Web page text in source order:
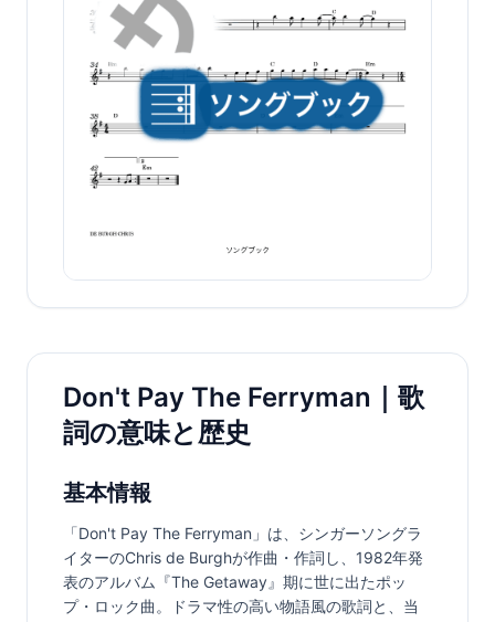
Don't Pay The Ferryman｜歌
詞の意味と歴史
基本情報
「Don't Pay The Ferryman」は、シンガーソングラ
イターのChris de Burghが作曲・作詞し、1982年発
表のアルバム『The Getaway』期に世に出たポッ
プ・ロック曲。ドラマ性の高い物語風の歌詞と、当